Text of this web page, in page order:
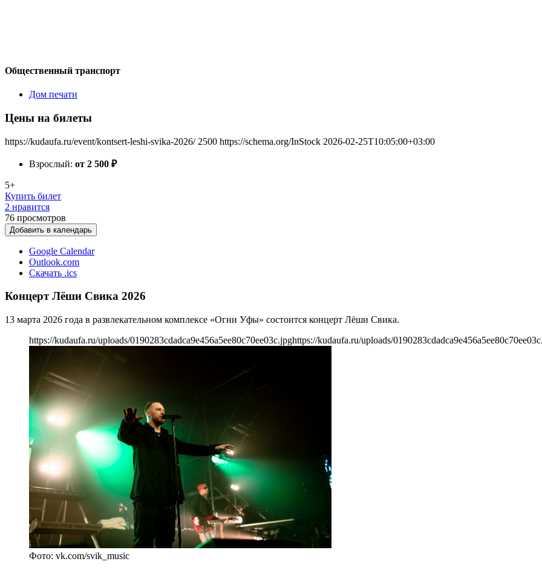
Общественный транспорт
Дом печати
Цены на билеты
https://kudaufa.ru/event/kontsert-leshi-svika-2026/ 2500 https://schema.org/InStock 2026-02-25T10:05:00+03:00
Взрослый: от 2 500 ₽
5+
Купить билет
2 нравится
76 просмотров
Добавить в календарь
Google Calendar
Outlook.com
Скачать .ics
Концерт Лёши Свика 2026
13 марта 2026 года в развлекательном комплексе «Огни Уфы» состоится концерт Лёши Свика.
https://kudaufa.ru/uploads/0190283cdadca9e456a5ee80c70ee03c.jpghttps://kudaufa.ru/uploads/
Фото: vk.com/svik_music